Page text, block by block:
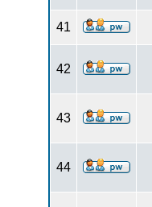
41
42
43
44